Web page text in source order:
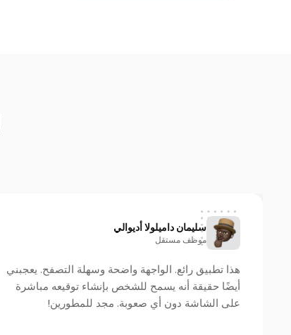
سليمان داميلولا أديوالي
موظف مستقل
هذا تطبيق رائع. الواجهة واضحة وسهلة التصفح. يعجبني
أيضًا حقيقة أنه يسمح للشخص بإنشاء توقيعه مباشرة
على الشاشة دون أي صعوبة. مجد للمطورين!